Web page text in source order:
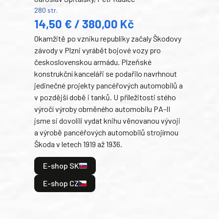
280 str.
14,50 € / 380,00 Kč
Okamžitě po vzniku republiky začaly Škodovy
závody v Plzni vyrábět bojové vozy pro
československou armádu. Plzeňské
konstrukční kanceláři se podařilo navrhnout
jedinečné projekty pancéřových automobilů a
v pozdější době i tanků. U příležitosti stého
výročí výroby obrněného automobilu PA-II
jsme si dovolili vydat knihu věnovanou vývoji
a výrobě pancéřových automobilů strojírnou
Škoda v letech 1919 až 1936.
E-shop SK
E-shop CZ